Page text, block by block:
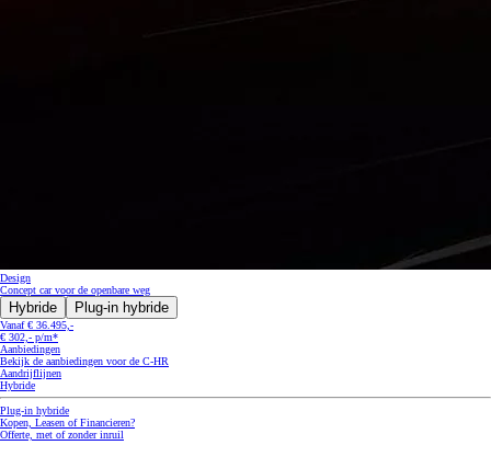
Design
Concept car voor de openbare weg
Hybride Plug-in hybride
Vanaf € 36.495,-
€ 302,- p/m*
Aanbiedingen
Bekijk de aanbiedingen voor de C-HR
Aandrijflijnen
Hybride
Plug-in hybride
Kopen, Leasen of Financieren?
Offerte, met of zonder inruil